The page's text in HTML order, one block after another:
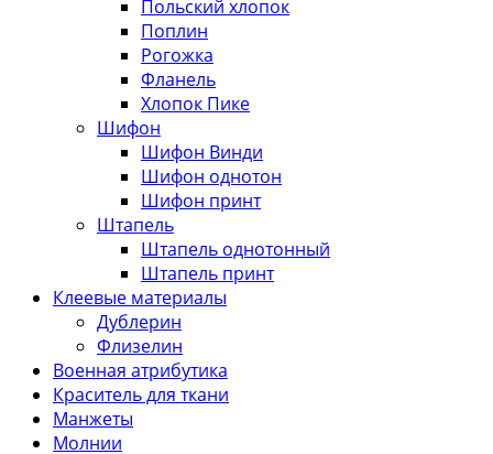
Польский хлопок
Поплин
Рогожка
Фланель
Хлопок Пике
Шифон
Шифон Винди
Шифон однотон
Шифон принт
Штапель
Штапель однотонный
Штапель принт
Клеевые материалы
Дублерин
Флизелин
Военная атрибутика
Краситель для ткани
Манжеты
Молнии